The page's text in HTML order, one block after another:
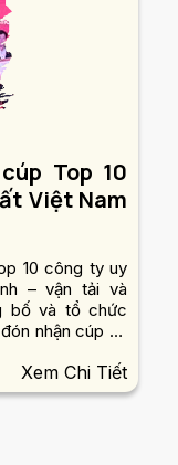
Top 10
Việt Nam
10 công ty uy
– vận tải và
bố và tổ chức
Xem Chi Tiết